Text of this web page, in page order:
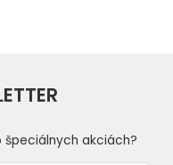
akciách?